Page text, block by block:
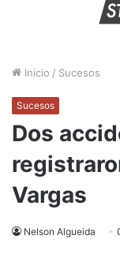
Inicio / Sucesos
Sucesos
Dos
Vargas
Nelson Algueida